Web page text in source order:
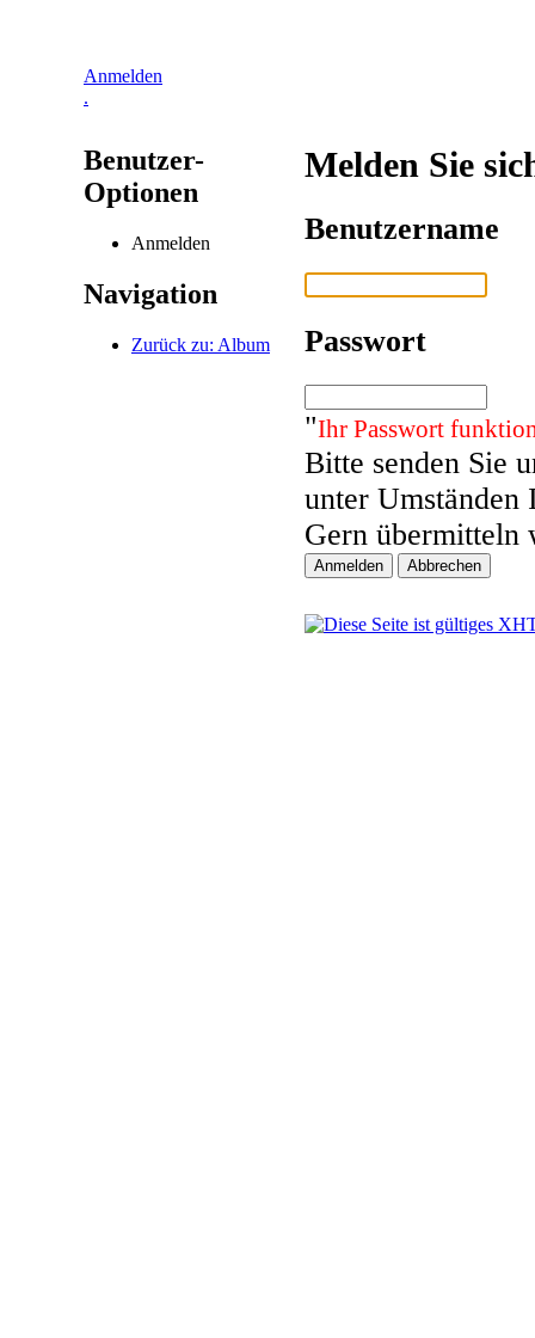
Anmelden
.
Benutzer-
Optionen
Anmelden
Navigation
Zurück zu: Album
Melden Sie
Benutzername
Passwort
"Ihr Passwort
Bitte senden Sie
unter Umständen
Gern übermitteln